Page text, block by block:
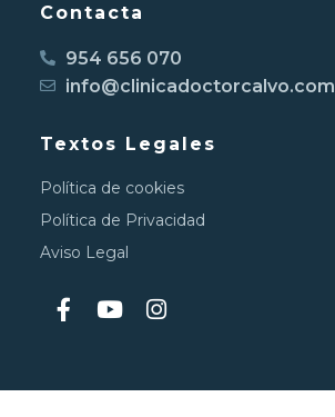
Contacta
954 656 070
info@clinicadoctorcalvo.com
Textos Legales
Política de cookies
Política de Privacidad
Aviso Legal